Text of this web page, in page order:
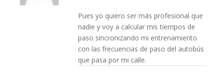
Pues yo quiero ser más profesional que
nadie y voy a calcular mis tiempos de
paso sincronizando mi entrenamiento
con las frecuencias de paso del autobús
que pasa por mi calle.